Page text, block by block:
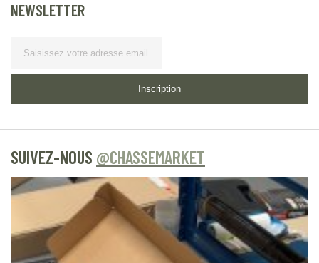
NEWSLETTER
Inscription
SUIVEZ-NOUS @CHASSEMARKET